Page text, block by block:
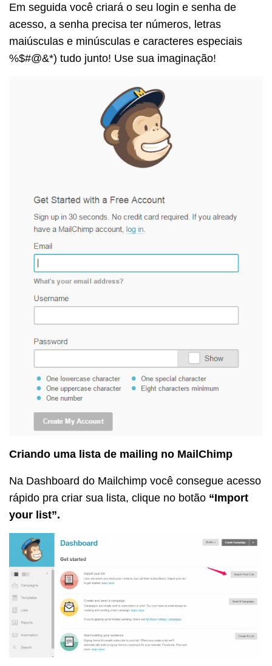
Em seguida você criará o seu login e senha de
acesso, a senha precisa ter números, letras
maiúsculas e minúsculas e caracteres especiais
%$#@&*) tudo junto! Use sua imaginação!
Criando uma lista de mailing no MailChimp
Na Dashboard do Mailchimp você consegue acesso
rápido pra criar sua lista, clique no botão “Import
your list”.